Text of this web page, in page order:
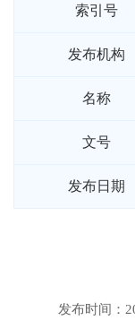
索引号
发布机构
名称
文号
发布日期
发布时间：